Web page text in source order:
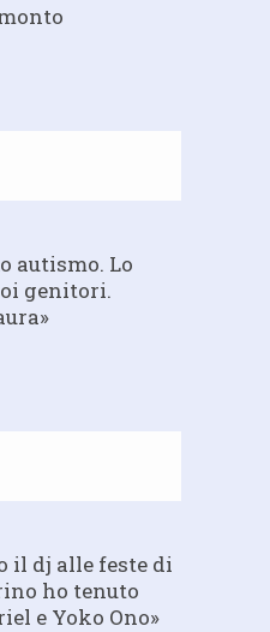
autismo. Lo
genitori.
il dj alle feste di
ho tenuto
e Yoko Ono»